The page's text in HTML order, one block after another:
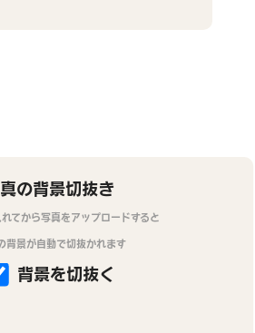
の背景切抜き
てから写真をアップロードすると
背景が自動で切抜かれます
背景を切抜く